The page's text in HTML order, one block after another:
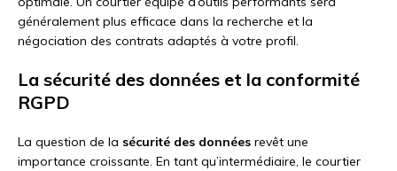
généralement plus efficace dans la recherche et la
négociation des contrats adaptés à votre profil.
La sécurité des données et la conformité
RGPD
La question de la sécurité des données revêt une
importance croissante. En tant qu’intermédiaire, le courtier